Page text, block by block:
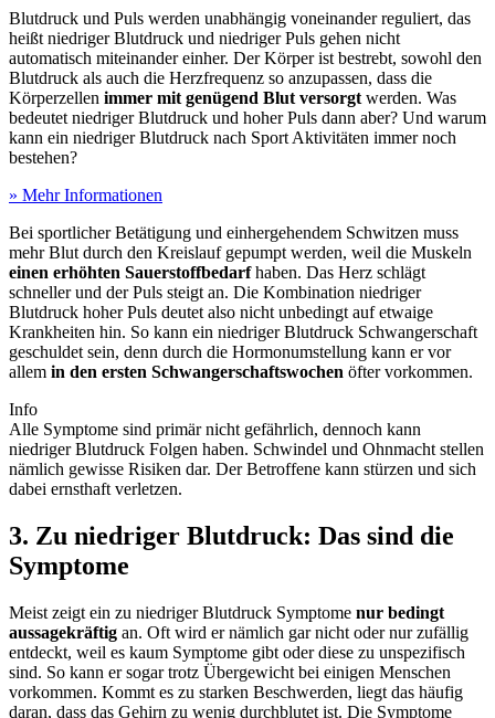
Blutdruck und Puls werden unabhängig voneinander reguliert, das
heißt niedriger Blutdruck und niedriger Puls gehen nicht
automatisch miteinander einher. Der Körper ist bestrebt, sowohl den
Blutdruck als auch die Herzfrequenz so anzupassen, dass die
Körperzellen immer mit genügend Blut versorgtwerden. Was
bedeutet niedriger Blutdruck und hoher Puls dann aber? Und warum
kann ein niedriger Blutdruck nach Sport Aktivitäten immer noch
bestehen?
» Mehr Informationen
Bei sportlicher Betätigung und einhergehendem Schwitzen muss
mehr Blut durch den Kreislauf gepumpt werden, weil die Muskeln
einen erhöhten Sauerstoffbedarfhaben. Das Herz schlägt
schneller und der Puls steigt an. Die Kombination niedriger
Blutdruck hoher Puls deutet also nicht unbedingt auf etwaige
Krankheiten hin. So kann ein niedriger Blutdruck Schwangerschaft
geschuldet sein, denn durch die Hormonumstellung kann er vor
allem in den ersten Schwangerschaftswochen öfter vorkommen.
Info
Alle Symptome sind primär nicht gefährlich, dennoch kann
niedriger Blutdruck Folgen haben. Schwindel und Ohnmacht stellen
nämlich gewisse Risiken dar. Der Betroffene kann stürzen und sich
dabei ernsthaft verletzen.
3. Zu niedriger Blutdruck: Das sind die
Symptome
Meist zeigt ein zu niedriger Blutdruck Symptome nur bedingt
aussagekräftig an. Oft wird er nämlich gar nicht oder nur zufällig
entdeckt, weil es kaum Symptome gibt oder diese zu unspezifisch
sind. So kann er sogar trotz Übergewicht bei einigen Menschen
vorkommen. Kommt es zu starken Beschwerden, liegt das häufig
daran, dass das Gehirn zu wenig durchblutet ist. Die Symptome